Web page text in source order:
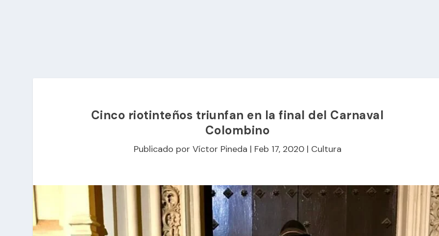
Cinco riotinteños triunfan en la final del Carnaval
Colombino
Publicado por Víctor Pineda | Feb 17, 2020| Cultura